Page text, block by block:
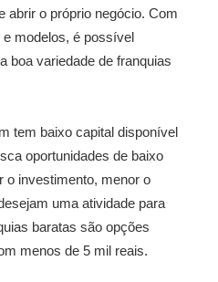
abrir o próprio negócio. Com
modelos, é possível
boa variedade de franquias
tem baixo capital disponível
oportunidades de baixo
o investimento, menor o
uma atividade para
baratas são opções
menos de 5 mil reais.